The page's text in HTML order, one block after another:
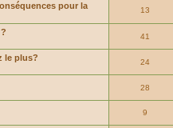
pour la
13
41
le plus? 24
28
9